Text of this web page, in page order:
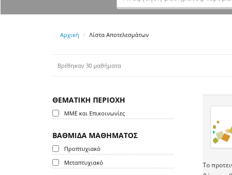
Αρχική Λίστα Αποτελεσμάτων
Βρέθηκαν 30 μαθήματα
ΘΕΜΑΤΙΚΗ ΠΕΡΙΟΧΗ
ΜΜΕ και Επικοινωνίες
ΒΑΘΜΙΔΑ ΜΑΘΗΜΑΤΟΣ
Προπτυχιακό
Μεταπτυχιακό
Το